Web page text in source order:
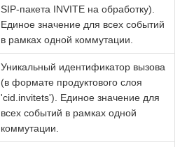
SIP-пакета INVITE на обработку).
Единое значение для всех событий
в рамках одной коммутации.
Уникальный идентификатор вызова
(в формате продуктового слоя
'cid.invitets'). Единое значение для
всех событий в рамках одной
коммутации.